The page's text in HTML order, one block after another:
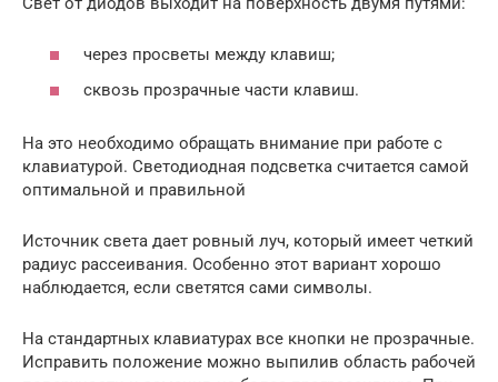
через просветы между клавиш;
сквозь прозрачные части клавиш.
На это необходимо обращать внимание при работе с
клавиатурой. Светодиодная подсветка считается самой
оптимальной и правильной
Источник света дает ровный луч, который имеет четкий
радиус рассеивания. Особенно этот вариант хорошо
наблюдается, если светятся сами символы.
На стандартных клавиатурах все кнопки не прозрачные.
Исправить положение можно выпилив область рабочей